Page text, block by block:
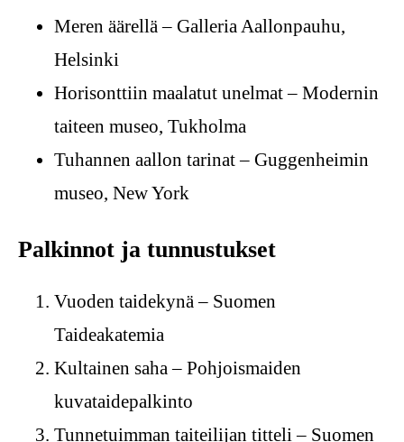
Meren äärellä – Galleria Aallonpauhu,
Helsinki
Horisonttiin maalatut unelmat – Modernin
taiteen museo, Tukholma
Tuhannen aallon tarinat – Guggenheimin
museo, New York
Palkinnot ja tunnustukset
Vuoden taidekynä – Suomen
Taideakatemia
Kultainen saha – Pohjoismaiden
kuvataidepalkinto
Tunnetuimman taiteilijan titteli – Suomen